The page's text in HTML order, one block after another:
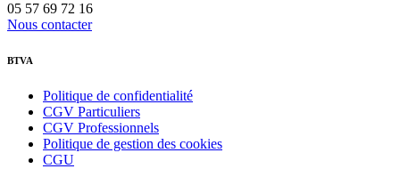
05 57 69 72 16
Nous contacter
BTVA
Politique de confidentialité
CGV Particuliers
CGV Professionnels
Politique de gestion des cookies
CGU